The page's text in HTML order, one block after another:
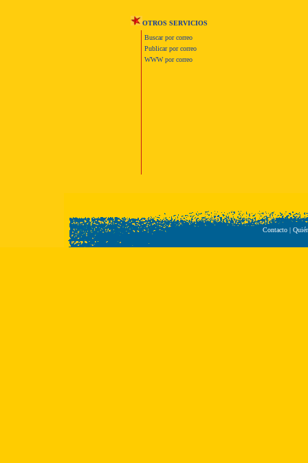
OTROS SERVICIOS
Buscar por correo
Publicar por correo
WWW por correo
Contacto|